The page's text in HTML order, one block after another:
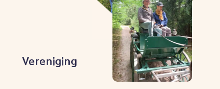
Vereniging